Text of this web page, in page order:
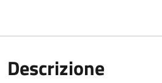
Descrizione